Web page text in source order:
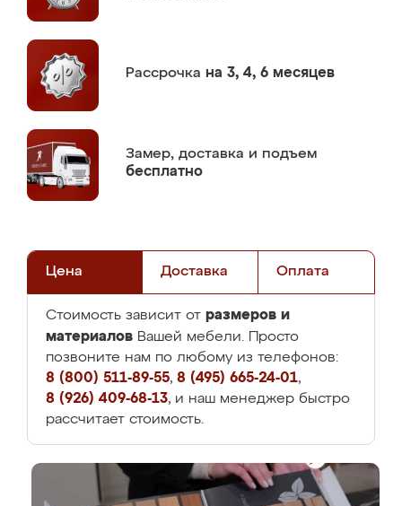
Рассрочка на 3, 4, 6 месяцев
Замер, доставка и подъем
бесплатно
Цена Доставка Оплата
Стоимость зависит от размеров и
материалов Вашей мебели. Просто
позвоните нам по любому из телефонов:
8 (800) 511-89-55, 8 (495) 665-24-01,
8 (926) 409-68-13, и наш менеджер быстро
рассчитает стоимость.